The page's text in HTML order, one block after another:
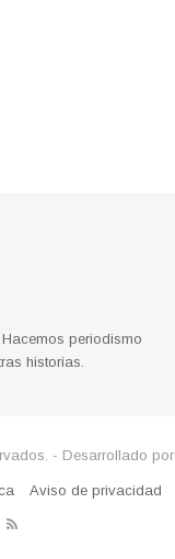
periodismo
historias.
- Desarrollado por
Aviso de privacidad
RSS